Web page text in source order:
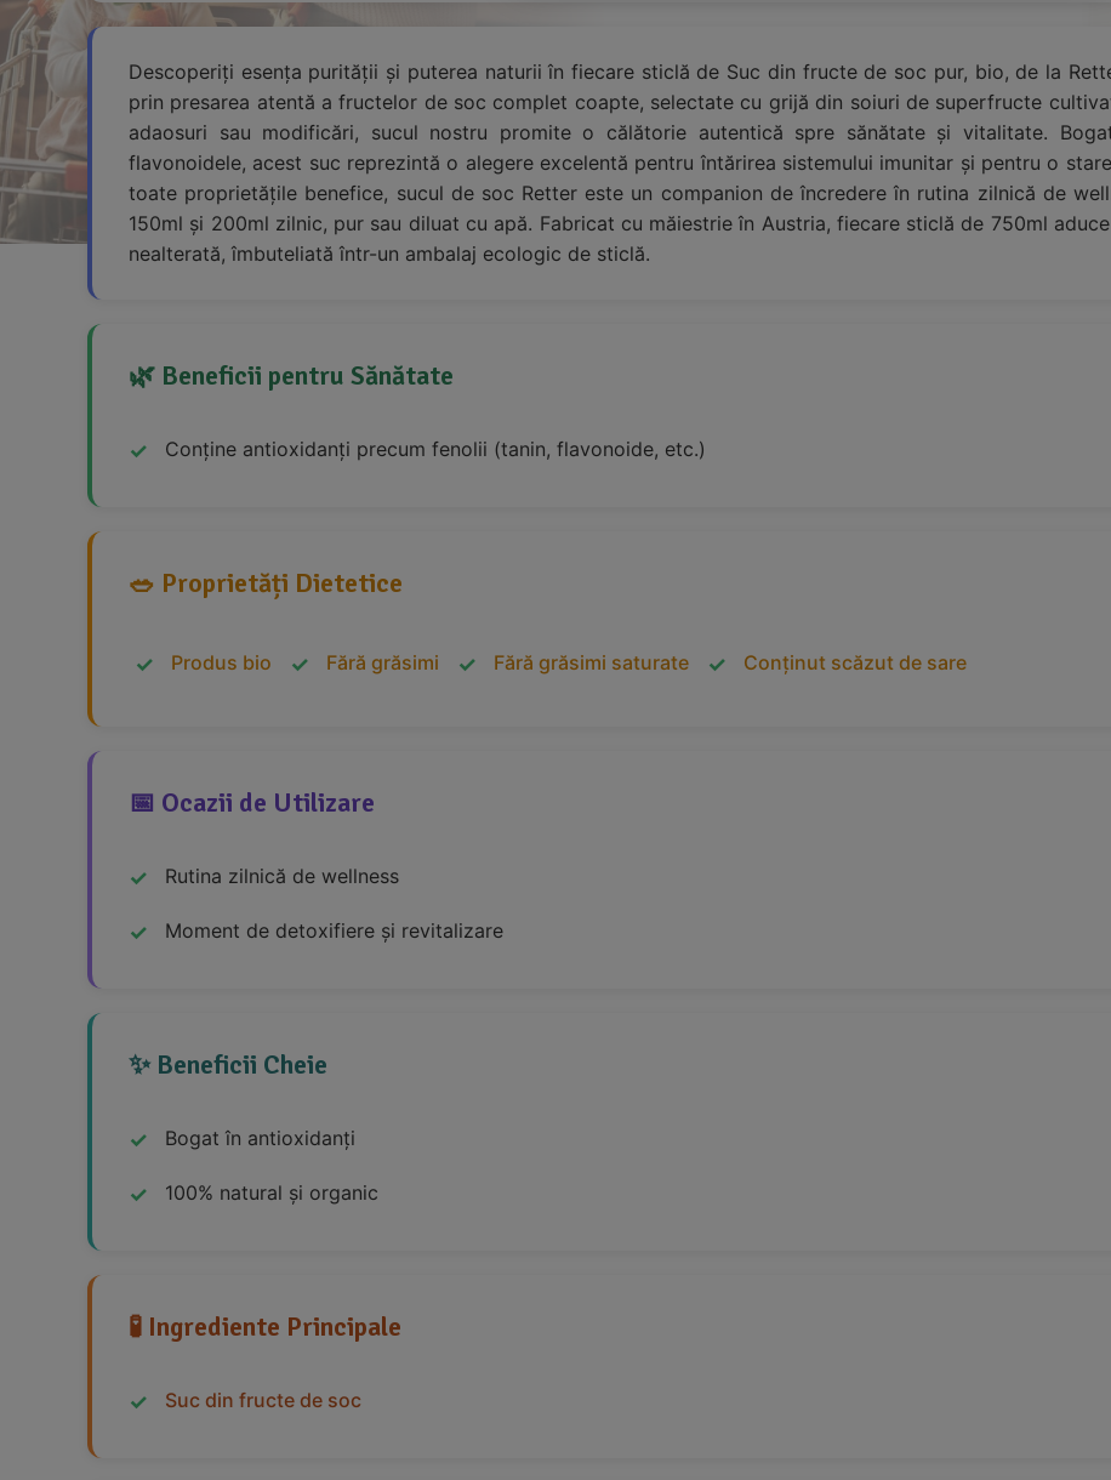
Descoperiți esența purității și puterea naturii în fiecare sticlă de Suc din fructe de soc pur, bio, de la
prin presarea atentă a fructelor de soc complet coapte, selectate cu grijă din soiuri de superfructe
adaosuri sau modificări, sucul nostru promite o călătorie autentică spre sănătate și vitalitate.
flavonoidele, acest suc reprezintă o alegere excelentă pentru întărirea sistemului imunitar și pentru o
toate proprietățile benefice, sucul de soc Retter este un companion de încredere în rutina zilnică de
150ml și 200ml zilnic, pur sau diluat cu apă. Fabricat cu măiestrie în Austria, fiecare sticlă de 750ml
nealterată, îmbuteliată într-un ambalaj ecologic de sticlă.
🌿 Beneficii pentru Sănătate
Conține antioxidanți precum fenolii (tanin, flavonoide, etc.)
🥗 Proprietăți Dietetice
Produs bio Fără grăsimi Fără grăsimi saturate Conținut scăzut de sare
📅 Ocazii de Utilizare
Rutina zilnică de wellness
Moment de detoxifiere și revitalizare
✨ Beneficii Cheie
Bogat în antioxidanți
100% natural și organic
🧪 Ingrediente Principale
Suc din fructe de soc